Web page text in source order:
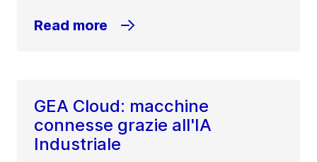
Read more
GEA Cloud: macchine
connesse grazie all'IA
Industriale